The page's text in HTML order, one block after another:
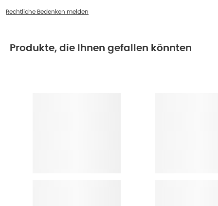
Rechtliche Bedenken melden
Produkte, die Ihnen gefallen könnten